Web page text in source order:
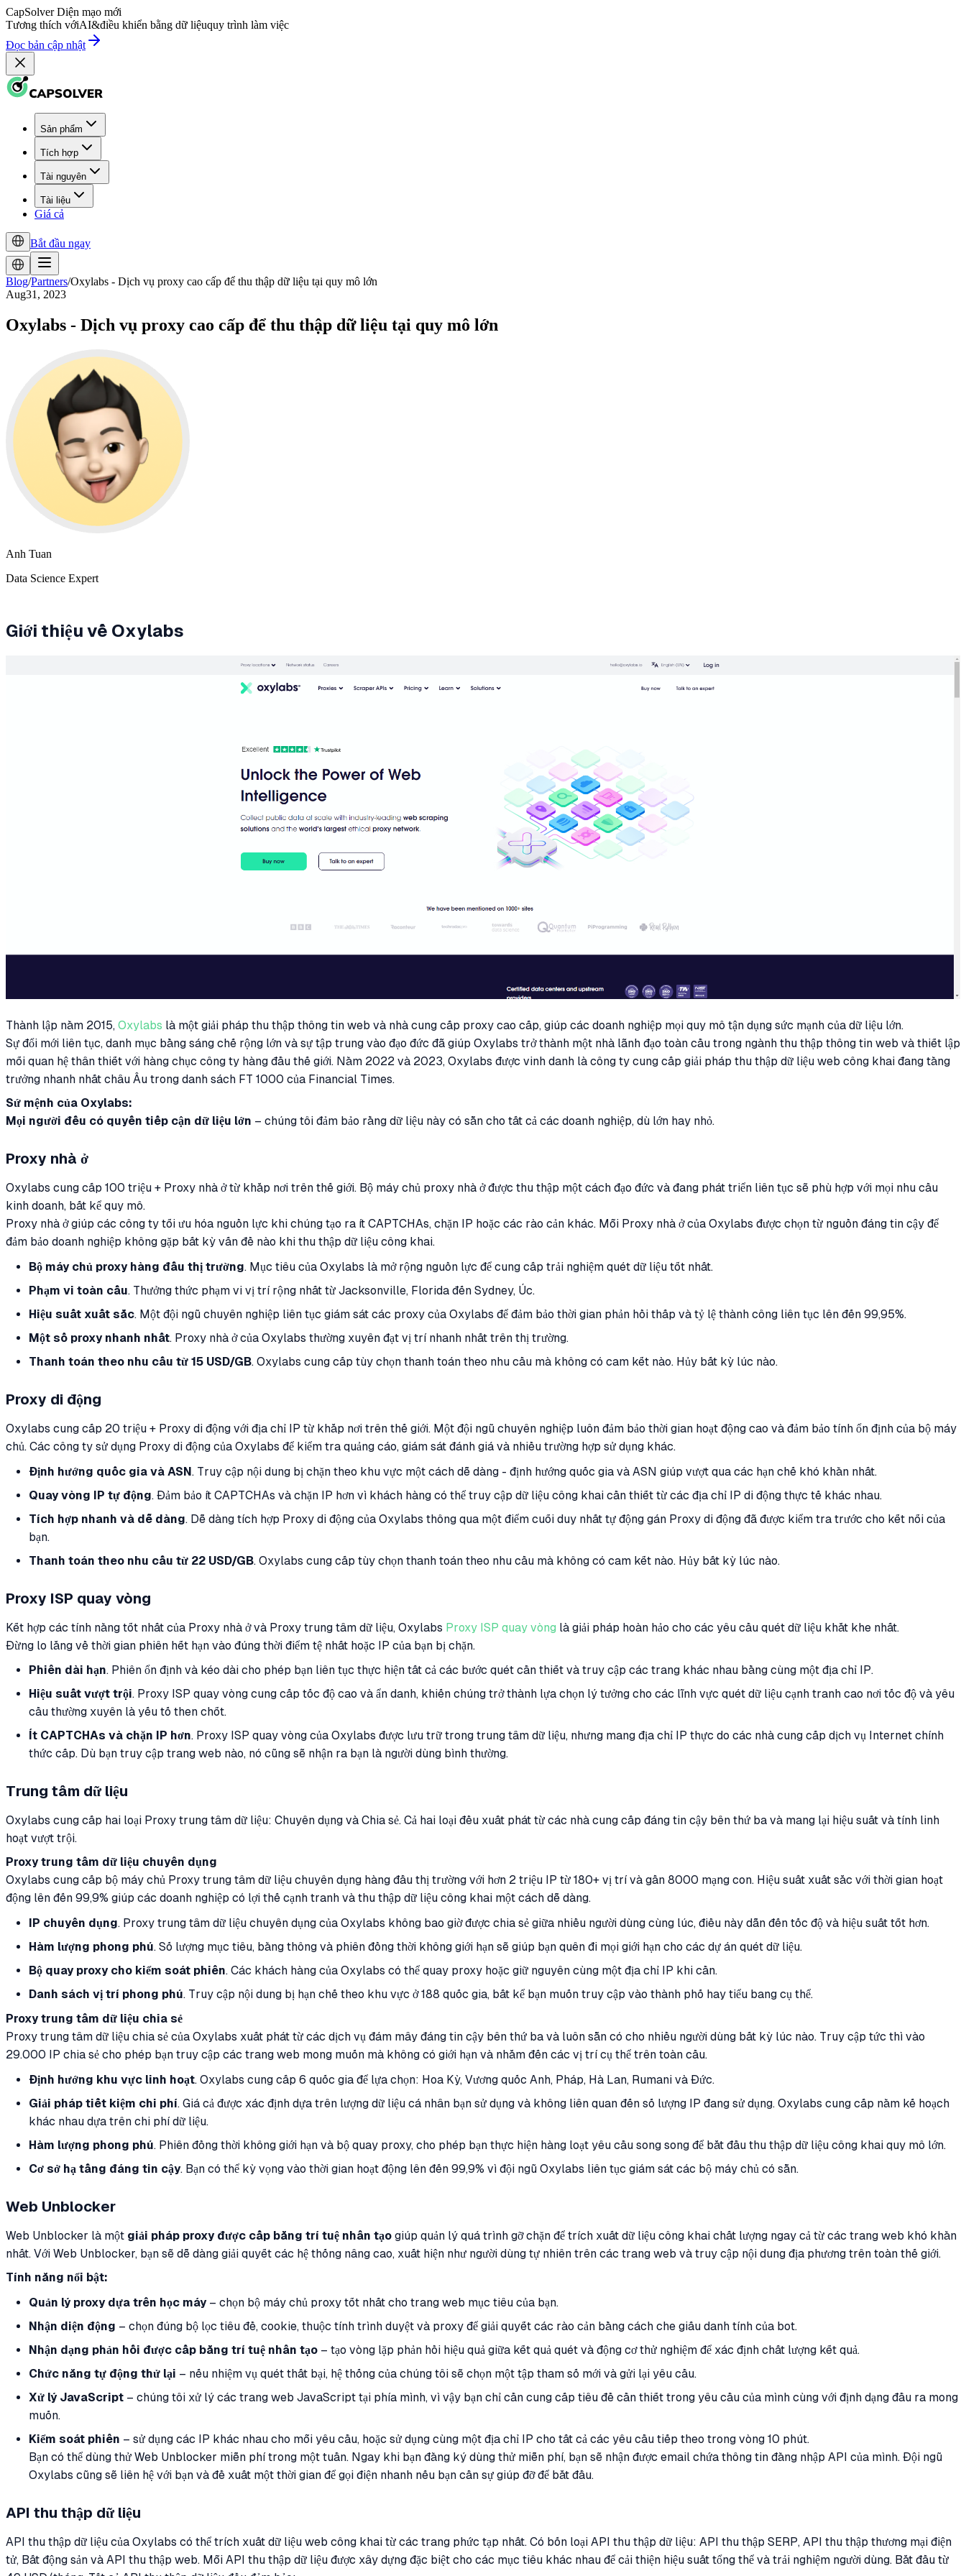
CapSolver Diện mạo mới
Tương thích vớiAI&điều khiển bằng dữ liệuquy trình làm việc
Đọc bản cập nhật
Sản phẩm
Tích hợp
Tài nguyên
Tài liệu
Giá cả
Bắt đầu ngay
Blog/Partners/Oxylabs - Dịch vụ proxy cao cấp để thu thập dữ liệu tại quy mô lớn
Aug31, 2023
Oxylabs - Dịch vụ proxy cao cấp để thu thập dữ liệu tại quy mô lớn
Anh Tuan
Data Science Expert
Giới thiệu về Oxylabs
Thành lập năm 2015, Oxylabs là một giải pháp thu thập thông tin web và nhà cung cấp proxy cao cấp, giúp các doanh nghiệp mọi quy mô tận dụng sức mạnh của dữ liệu lớn.
Sự đổi mới liên tục, danh mục bằng sáng chế rộng lớn và sự tập trung vào đạo đức đã giúp Oxylabs trở thành một nhà lãnh đạo toàn cầu trong ngành thu thập thông tin web và thiết lập
mối quan hệ thân thiết với hàng chục công ty hàng đầu thế giới. Năm 2022 và 2023, Oxylabs được vinh danh là công ty cung cấp giải pháp thu thập dữ liệu web công khai đang tăng
trưởng nhanh nhất châu Âu trong danh sách FT 1000 của Financial Times.
Sứ mệnh của Oxylabs:
Mọi người đều có quyền tiếp cận dữ liệu lớn – chúng tôi đảm bảo rằng dữ liệu này có sẵn cho tất cả các doanh nghiệp, dù lớn hay nhỏ.
Proxy nhà ở
Oxylabs cung cấp 100 triệu + Proxy nhà ở từ khắp nơi trên thế giới. Bộ máy chủ proxy nhà ở được thu thập một cách đạo đức và đang phát triển liên tục sẽ phù hợp với mọi nhu cầu
kinh doanh, bất kể quy mô.
Proxy nhà ở giúp các công ty tối ưu hóa nguồn lực khi chúng tạo ra ít CAPTCHAs, chặn IP hoặc các rào cản khác. Mỗi Proxy nhà ở của Oxylabs được chọn từ nguồn đáng tin cậy để
đảm bảo doanh nghiệp không gặp bất kỳ vấn đề nào khi thu thập dữ liệu công khai.
Bộ máy chủ proxy hàng đầu thị trường. Mục tiêu của Oxylabs là mở rộng nguồn lực để cung cấp trải nghiệm quét dữ liệu tốt nhất.
Phạm vi toàn cầu. Thưởng thức phạm vi vị trí rộng nhất từ Jacksonville, Florida đến Sydney, Úc.
Hiệu suất xuất sắc. Một đội ngũ chuyên nghiệp liên tục giám sát các proxy của Oxylabs để đảm bảo thời gian phản hồi thấp và tỷ lệ thành công liên tục lên đến 99,95%.
Một số proxy nhanh nhất. Proxy nhà ở của Oxylabs thường xuyên đạt vị trí nhanh nhất trên thị trường.
Thanh toán theo nhu cầu từ 15 USD/GB. Oxylabs cung cấp tùy chọn thanh toán theo nhu cầu mà không có cam kết nào. Hủy bất kỳ lúc nào.
Proxy di động
Oxylabs cung cấp 20 triệu + Proxy di động với địa chỉ IP từ khắp nơi trên thế giới. Một đội ngũ chuyên nghiệp luôn đảm bảo thời gian hoạt động cao và đảm bảo tính ổn định của bộ máy
chủ. Các công ty sử dụng Proxy di động của Oxylabs để kiểm tra quảng cáo, giám sát đánh giá và nhiều trường hợp sử dụng khác.
Định hướng quốc gia và ASN. Truy cập nội dung bị chặn theo khu vực một cách dễ dàng - định hướng quốc gia và ASN giúp vượt qua các hạn chế khó khăn nhất.
Quay vòng IP tự động. Đảm bảo ít CAPTCHAs và chặn IP hơn vì khách hàng có thể truy cập dữ liệu công khai cần thiết từ các địa chỉ IP di động thực tế khác nhau.
Tích hợp nhanh và dễ dàng. Dễ dàng tích hợp Proxy di động của Oxylabs thông qua một điểm cuối duy nhất tự động gán Proxy di động đã được kiểm tra trước cho kết nối của
bạn.
Thanh toán theo nhu cầu từ 22 USD/GB. Oxylabs cung cấp tùy chọn thanh toán theo nhu cầu mà không có cam kết nào. Hủy bất kỳ lúc nào.
Proxy ISP quay vòng
Kết hợp các tính năng tốt nhất của Proxy nhà ở và Proxy trung tâm dữ liệu, Oxylabs Proxy ISP quay vòng là giải pháp hoàn hảo cho các yêu cầu quét dữ liệu khắt khe nhất.
Đừng lo lắng về thời gian phiên hết hạn vào đúng thời điểm tệ nhất hoặc IP của bạn bị chặn.
Phiên dài hạn. Phiên ổn định và kéo dài cho phép bạn liên tục thực hiện tất cả các bước quét cần thiết và truy cập các trang khác nhau bằng cùng một địa chỉ IP.
Hiệu suất vượt trội. Proxy ISP quay vòng cung cấp tốc độ cao và ẩn danh, khiến chúng trở thành lựa chọn lý tưởng cho các lĩnh vực quét dữ liệu cạnh tranh cao nơi tốc độ và yêu
cầu thường xuyên là yếu tố then chốt.
Ít CAPTCHAs và chặn IP hơn. Proxy ISP quay vòng của Oxylabs được lưu trữ trong trung tâm dữ liệu, nhưng mang địa chỉ IP thực do các nhà cung cấp dịch vụ Internet chính
thức cấp. Dù bạn truy cập trang web nào, nó cũng sẽ nhận ra bạn là người dùng bình thường.
Trung tâm dữ liệu
Oxylabs cung cấp hai loại Proxy trung tâm dữ liệu: Chuyên dụng và Chia sẻ. Cả hai loại đều xuất phát từ các nhà cung cấp đáng tin cậy bên thứ ba và mang lại hiệu suất và tính linh
hoạt vượt trội.
Proxy trung tâm dữ liệu chuyên dụng
Oxylabs cung cấp bộ máy chủ Proxy trung tâm dữ liệu chuyên dụng hàng đầu thị trường với hơn 2 triệu IP từ 180+ vị trí và gần 8000 mạng con. Hiệu suất xuất sắc với thời gian hoạt
động lên đến 99,9% giúp các doanh nghiệp có lợi thế cạnh tranh và thu thập dữ liệu công khai một cách dễ dàng.
IP chuyên dụng. Proxy trung tâm dữ liệu chuyên dụng của Oxylabs không bao giờ được chia sẻ giữa nhiều người dùng cùng lúc, điều này dẫn đến tốc độ và hiệu suất tốt hơn.
Hàm lượng phong phú. Số lượng mục tiêu, băng thông và phiên đồng thời không giới hạn sẽ giúp bạn quên đi mọi giới hạn cho các dự án quét dữ liệu.
Bộ quay proxy cho kiểm soát phiên. Các khách hàng của Oxylabs có thể quay proxy hoặc giữ nguyên cùng một địa chỉ IP khi cần.
Danh sách vị trí phong phú. Truy cập nội dung bị hạn chế theo khu vực ở 188 quốc gia, bất kể bạn muốn truy cập vào thành phố hay tiểu bang cụ thể.
Proxy trung tâm dữ liệu chia sẻ
Proxy trung tâm dữ liệu chia sẻ của Oxylabs xuất phát từ các dịch vụ đám mây đáng tin cậy bên thứ ba và luôn sẵn có cho nhiều người dùng bất kỳ lúc nào. Truy cập tức thì vào
29.000 IP chia sẻ cho phép bạn truy cập các trang web mong muốn mà không có giới hạn và nhắm đến các vị trí cụ thể trên toàn cầu.
Định hướng khu vực linh hoạt. Oxylabs cung cấp 6 quốc gia để lựa chọn: Hoa Kỳ, Vương quốc Anh, Pháp, Hà Lan, Rumani và Đức.
Giải pháp tiết kiệm chi phí. Giá cả được xác định dựa trên lượng dữ liệu cá nhân bạn sử dụng và không liên quan đến số lượng IP đang sử dụng. Oxylabs cung cấp năm kế hoạch
khác nhau dựa trên chi phí dữ liệu.
Hàm lượng phong phú. Phiên đồng thời không giới hạn và bộ quay proxy, cho phép bạn thực hiện hàng loạt yêu cầu song song để bắt đầu thu thập dữ liệu công khai quy mô lớn.
Cơ sở hạ tầng đáng tin cậy. Bạn có thể kỳ vọng vào thời gian hoạt động lên đến 99,9% vì đội ngũ Oxylabs liên tục giám sát các bộ máy chủ có sẵn.
Web Unblocker
Web Unblocker là một giải pháp proxy được cấp bằng trí tuệ nhân tạo giúp quản lý quá trình gỡ chặn để trích xuất dữ liệu công khai chất lượng ngay cả từ các trang web khó khăn
nhất. Với Web Unblocker, bạn sẽ dễ dàng giải quyết các hệ thống nâng cao, xuất hiện như người dùng tự nhiên trên các trang web và truy cập nội dung địa phương trên toàn thế giới.
Tính năng nổi bật:
Quản lý proxy dựa trên học máy– chọn bộ máy chủ proxy tốt nhất cho trang web mục tiêu của bạn.
Nhận diện động – chọn đúng bộ lọc tiêu đề, cookie, thuộc tính trình duyệt và proxy để giải quyết các rào cản bằng cách che giấu danh tính của bot.
Nhận dạng phản hồi được cấp bằng trí tuệ nhân tạo – tạo vòng lặp phản hồi hiệu quả giữa kết quả quét và động cơ thử nghiệm để xác định chất lượng kết quả.
Chức năng tự động thử lại – nếu nhiệm vụ quét thất bại, hệ thống của chúng tôi sẽ chọn một tập tham số mới và gửi lại yêu cầu.
Xử lý JavaScript – chúng tôi xử lý các trang web JavaScript tại phía mình, vì vậy bạn chỉ cần cung cấp tiêu đề cần thiết trong yêu cầu của mình cùng với định dạng đầu ra mong
muốn.
Kiểm soát phiên – sử dụng các IP khác nhau cho mỗi yêu cầu, hoặc sử dụng cùng một địa chỉ IP cho tất cả các yêu cầu tiếp theo trong vòng 10 phút.
Bạn có thể dùng thử Web Unblocker miễn phí trong một tuần. Ngay khi bạn đăng ký dùng thử miễn phí, bạn sẽ nhận được email chứa thông tin đăng nhập API của mình. Đội ngũ
Oxylabs cũng sẽ liên hệ với bạn và đề xuất một thời gian để gọi điện nhanh nếu bạn cần sự giúp đỡ để bắt đầu.
API thu thập dữ liệu
API thu thập dữ liệu của Oxylabs có thể trích xuất dữ liệu web công khai từ các trang phức tạp nhất. Có bốn loại API thu thập dữ liệu: API thu thập SERP, API thu thập thương mại điện
tử, Bất động sản và API thu thập web. Mỗi API thu thập dữ liệu được xây dựng đặc biệt cho các mục tiêu khác nhau để cải thiện hiệu suất tổng thể và trải nghiệm người dùng. Bắt đầu từ